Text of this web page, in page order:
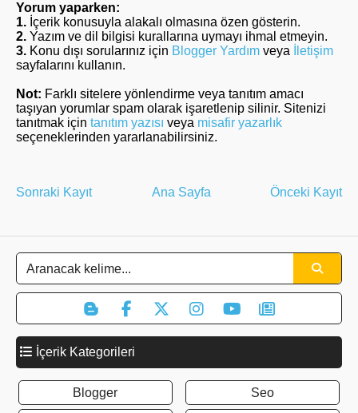
Yorum yaparken:
1. İçerik konusuyla alakalı olmasına özen gösterin.
2. Yazım ve dil bilgisi kurallarına uymayı ihmal etmeyin.
3. Konu dışı sorularınız için Blogger Yardım veya
İletişim
sayfalarını kullanın.
Not: Farklı sitelere yönlendirme veya tanıtım amacı
taşıyan yorumlar spam olarak işaretlenip silinir. Sitenizi
tanıtmak için tanıtım yazısı veya misafir yazarlık
seçeneklerinden yararlanabilirsiniz.
Sonraki Kayıt Önceki Kayıt
Ana Sayfa
İçerik Kategorileri
Blogger Seo